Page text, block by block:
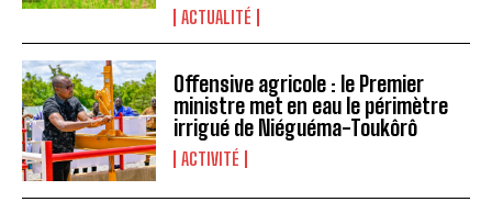
ACTUALITÉ
Offensive agricole : le Premier
ministre met en eau le périmètre
irrigué de Niéguéma-Toukôrô
ACTIVITÉ